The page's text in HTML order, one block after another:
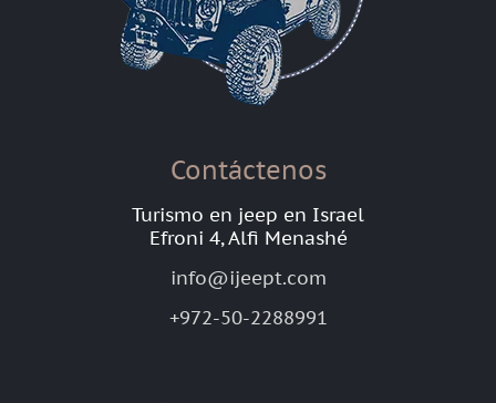
Contáctenos
Turismo en jeep en Israel
Efroni 4, Alfi Menashé
info@ijeept.com
+972-50-2288991